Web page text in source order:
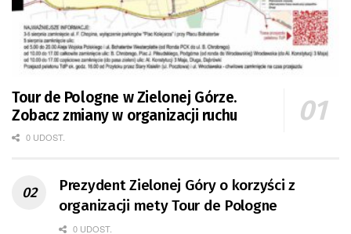
Tour de Pologne w Zielonej Górze.
Zobacz zmiany w organizacji ruchu
0 UDOST.
Prezydent Zielonej Góry o korzyści z
organizacji mety Tour de Pologne
0 UDOST.